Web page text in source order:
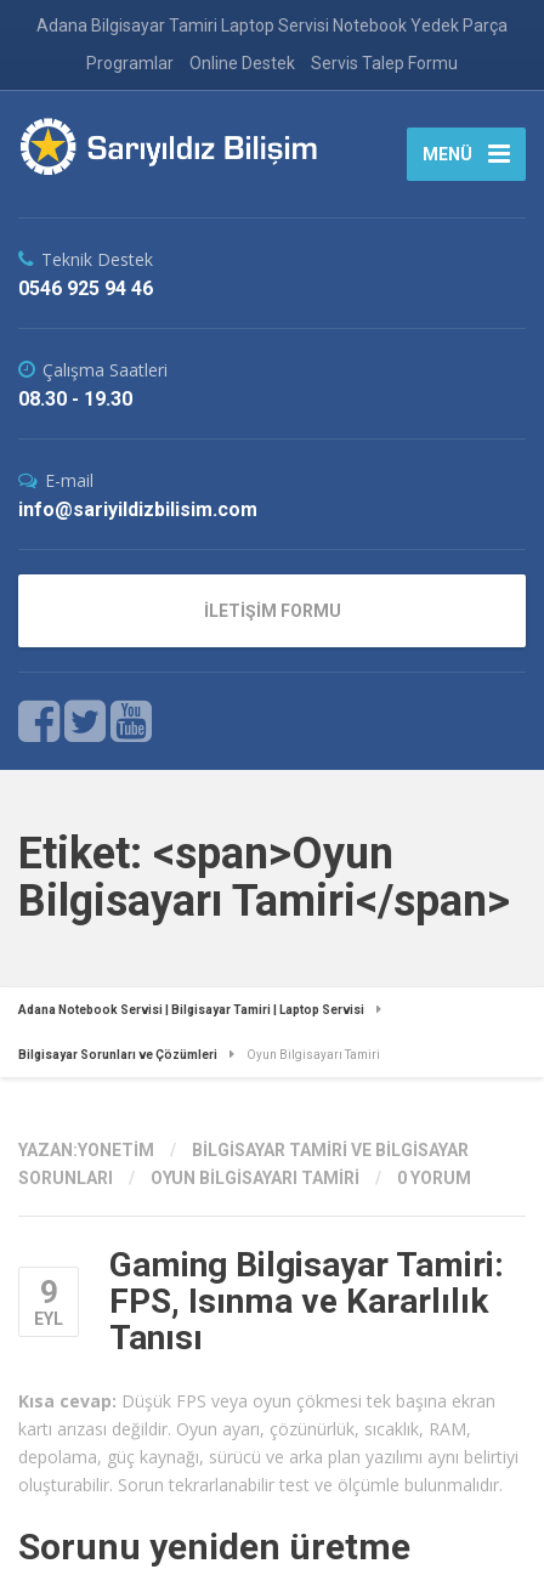
Adana Bilgisayar Tamiri Laptop Servisi Notebook Yedek Parça
Programlar
Online Destek Servis Talep Formu
MENÜ
Teknik Destek
0546 925 94 46
Çalışma Saatleri
08.30 - 19.30
E-mail
info@sariyildizbilisim.com
İLETİŞİM FORMU
Etiket: <span>Oyun
Bilgisayarı Tamiri</span>
Adana Notebook Servisi | Bilgisayar Tamiri | Laptop Servisi
Bilgisayar Sorunları ve Çözümleri Oyun Bilgisayarı Tamiri
YAZAN:YONETIM /
BILGISAYAR TAMIRI VE BILGISAYAR
SORUNLARI
/ OYUN BILGISAYARI TAMIRI / 0 YORUM
9
EYL
Gaming Bilgisayar Tamiri:
FPS, Isınma ve Kararlılık
Tanısı
Kısa cevap: Düşük FPS veya oyun çökmesi tek başına ekran
kartı arızası değildir. Oyun ayarı, çözünürlük, sıcaklık, RAM,
depolama, güç kaynağı, sürücü ve arka plan yazılımı aynı belirtiyi
oluşturabilir. Sorun tekrarlanabilir test ve ölçümle bulunmalıdır.
Sorunu yeniden üretme